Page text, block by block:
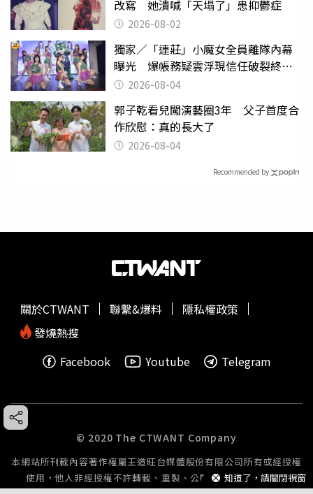
改寫 她潰喊「天塌了」患抑鬱症
2026-08-02
獨家／「連莊」小魔女全員離隊內幕
曝光 爆帳務疑雲浮現信任破裂終止
合作！
2026-08-04
郭子乾看兒闖演藝圈3年 父子首度合
作欣慰：真的長大了
2026-08-04
Recommended by
知道了，請關閉視窗
關於CTWANT 聯繫&爆料
隱私權政策
發燒熱搜
Facebook
Youtube Telegram
© 2020 The CTWANT Company
本網站所刊載內容著作權屬王道旺台媒體股份有限公司所有或經授權
使用，他人非經授權不許轉載、重製、公開播送或公開傳輸。